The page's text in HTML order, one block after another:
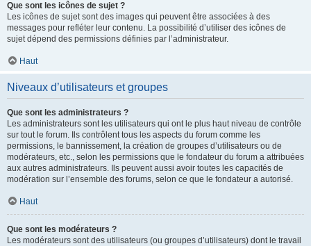
Que sont les icônes de sujet ?
Les icônes de sujet sont des images qui peuvent être associées à des
messages pour refléter leur contenu. La possibilité d’utiliser des icônes de
sujet dépend des permissions définies par l’administrateur.
Haut
Niveaux d’utilisateurs et groupes
Que sont les administrateurs ?
Les administrateurs sont les utilisateurs qui ont le plus haut niveau de contrôle
sur tout le forum. Ils contrôlent tous les aspects du forum comme les
permissions, le bannissement, la création de groupes d’utilisateurs ou de
modérateurs, etc., selon les permissions que le fondateur du forum a attribuées
aux autres administrateurs. Ils peuvent aussi avoir toutes les capacités de
modération sur l’ensemble des forums, selon ce que le fondateur a autorisé.
Haut
Que sont les modérateurs ?
Les modérateurs sont des utilisateurs (ou groupes d’utilisateurs) dont le travail